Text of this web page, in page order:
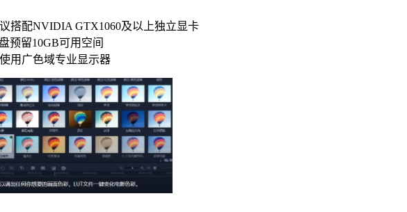
搭配NVIDIA GTX1060及以上独立显卡
预留10GB可用空间
用广色域专业显示器